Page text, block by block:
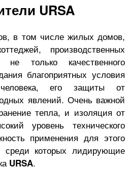
URSA
в том числе жилых домов,
производственных
только качественного
благоприятных условия
его защиты от
явлений. Очень важной
тепла, и изоляция от
уровень технического
применения для этого
среди которых лидирующие
URSA.